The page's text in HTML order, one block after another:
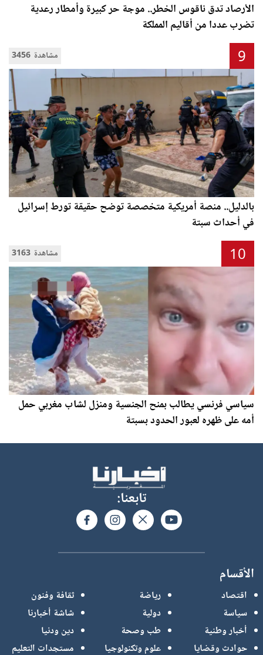
الأرصاد تدق ناقوس الخطر.. موجة حر كبيرة وأمطار رعدية
تضرب عددا من أقاليم المملكة
3456 مشاهدة 9
بالدليل.. منصة أمريكية متخصصة توضح حقيقة تورط إسرائيل
في أحداث سبتة
3163 مشاهدة 10
سياسي فرنسي يطالب بمنح الجنسية ومنزل لشاب مغربي حمل
أمه على ظهره لعبور الحدود بسبتة
تابعنا:
الأقسام
ثقافة وفنون
شاشة أخبارنا
دين ودنيا
مستجدات التعليم
رياضة
دولية
طب وصحة
علوم وتكنولوجيا
اقتصاد
سياسة
أخبار وطنية
حوادث وقضايا